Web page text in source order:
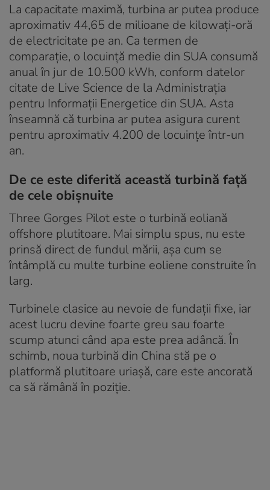
La capacitate maximă, turbina ar putea produce
aproximativ 44,65 de milioane de kilowați-oră
de electricitate pe an. Ca termen de
comparație, o locuință medie din SUA consumă
anual în jur de 10.500 kWh, conform datelor
citate de Live Science de la Administrația
pentru Informații Energetice din SUA. Asta
înseamnă că turbina ar putea asigura curent
pentru aproximativ 4.200 de locuințe într-un
an.
De ce este diferită această turbină față
de cele obișnuite
Three Gorges Pilot este o turbină eoliană
offshore plutitoare. Mai simplu spus, nu este
prinsă direct de fundul mării, așa cum se
întâmplă cu multe turbine eoliene construite în
larg.
Turbinele clasice au nevoie de fundații fixe, iar
acest lucru devine foarte greu sau foarte
scump atunci când apa este prea adâncă. În
schimb, noua turbină din China stă pe o
platformă plutitoare uriașă, care este ancorată
ca să rămână în poziție.